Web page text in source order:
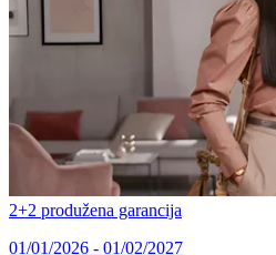
2+2 produžena garancija
01/01/2026 - 01/02/2027